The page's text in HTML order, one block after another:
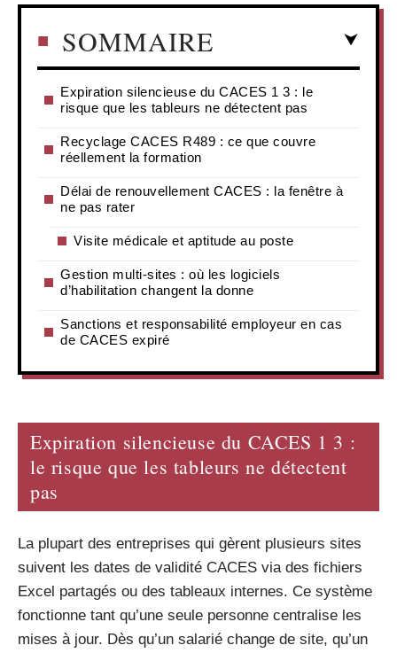
SOMMAIRE
Expiration silencieuse du CACES 1 3 : le
risque que les tableurs ne détectent pas
Recyclage CACES R489 : ce que couvre
réellement la formation
Délai de renouvellement CACES : la fenêtre à
ne pas rater
Visite médicale et aptitude au poste
Gestion multi-sites : où les logiciels
d’habilitation changent la donne
Sanctions et responsabilité employeur en cas
de CACES expiré
Expiration silencieuse du CACES 1 3 :
le risque que les tableurs ne détectent
pas
La plupart des entreprises qui gèrent plusieurs sites
suivent les dates de validité CACES via des fichiers
Excel partagés ou des tableaux internes. Ce système
fonctionne tant qu’une seule personne centralise les
mises à jour. Dès qu’un salarié change de site, qu’un